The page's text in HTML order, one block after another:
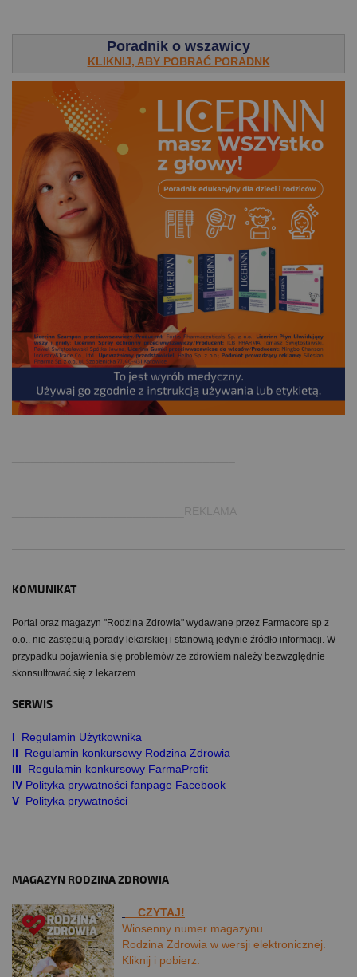
Poradnik o wszawicy
KLIKNIJ, ABY POBRAĆ PORADNK
___________________________REKLAMA
KOMUNIKAT
Portal oraz magazyn "Rodzina Zdrowia" wydawane przez Farmacore sp z
o.o.. nie zastępują porady lekarskiej i stanowią jedynie źródło informacji. W
przypadku pojawienia się problemów ze zdrowiem należy bezwzględnie
skonsultować się z lekarzem.
SERWIS
I Regulamin Użytkownika
II
Regulamin konkursowy Rodzina Zdrowia
III
Regulamin konkursowy FarmaProfit
IV Polityka prywatności fanpage Facebook
V Polityka prywatności
MAGAZYN RODZINA ZDROWIA
CZYTAJ!
Wiosenny numer magazynu
Rodzina Zdrowia w wersji elektronicznej.
Kliknij i pobierz.